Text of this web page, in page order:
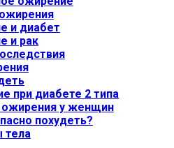
и диабет
и рак
при диабете 2 типа
у женщин
похудеть?
тела